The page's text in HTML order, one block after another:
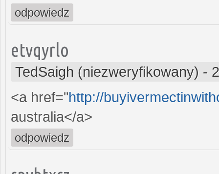
odpowiedz
etvqyrlo
TedSaigh (niezweryfikowany) -
<a href="http://
australia</a>
odpowiedz